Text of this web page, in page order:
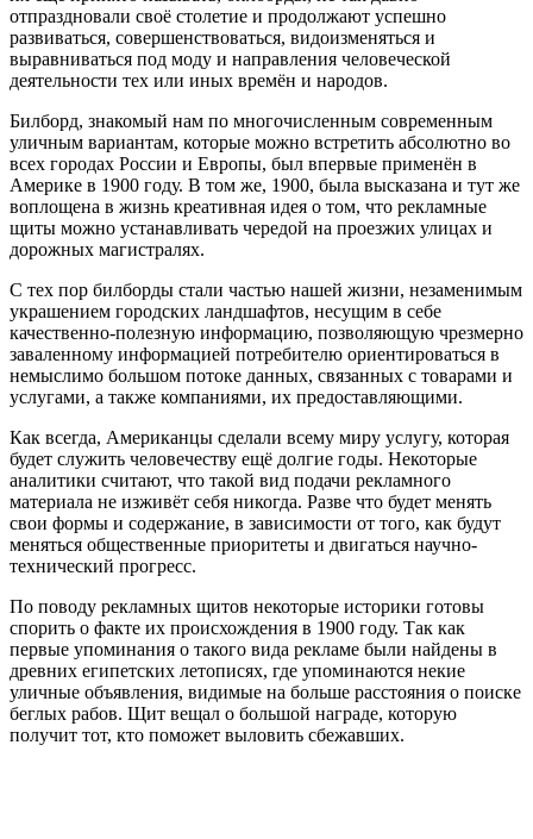
отпраздновали своё столетие и продолжают успешно
развиваться, совершенствоваться, видоизменяться и
выравниваться под моду и направления человеческой
деятельности тех или иных времён и народов.
Билборд, знакомый нам по многочисленным современным
уличным вариантам, которые можно встретить абсолютно во
всех городах России и Европы, был впервые применён в
Америке в 1900 году. В том же, 1900, была высказана и тут же
воплощена в жизнь креативная идея о том, что рекламные
щиты можно устанавливать чередой на проезжих улицах и
дорожных магистралях.
С тех пор билборды стали частью нашей жизни, незаменимым
украшением городских ландшафтов, несущим в себе
качественно-полезную информацию, позволяющую чрезмерно
заваленному информацией потребителю ориентироваться в
немыслимо большом потоке данных, связанных с товарами и
услугами, а также компаниями, их предоставляющими.
Как всегда, Американцы сделали всему миру услугу, которая
будет служить человечеству ещё долгие годы. Некоторые
аналитики считают, что такой вид подачи рекламного
материала не изживёт себя никогда. Разве что будет менять
свои формы и содержание, в зависимости от того, как будут
меняться общественные приоритеты и двигаться научно-
технический прогресс.
По поводу рекламных щитов некоторые историки готовы
спорить о факте их происхождения в 1900 году. Так как
первые упоминания о такого вида рекламе были найдены в
древних египетских летописях, где упоминаются некие
уличные объявления, видимые на больше расстояния о поиске
беглых рабов. Щит вещал о большой награде, которую
получит тот, кто поможет выловить сбежавших.